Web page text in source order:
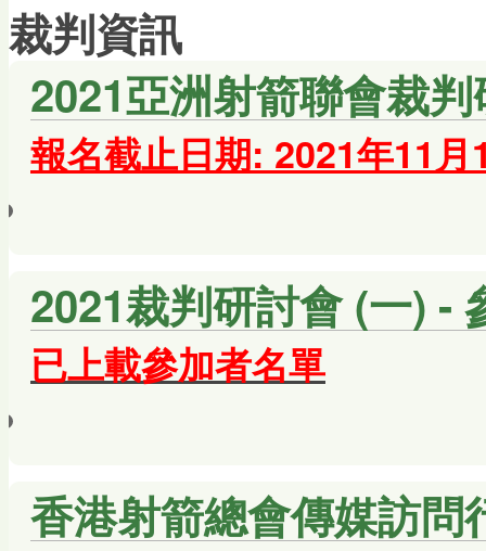
裁判資訊
2021亞洲射箭聯會裁
報名截止日期: 2021年11月
2021裁判研討會 (一) -
已上載參加者名單
香港射箭總會傳媒訪問